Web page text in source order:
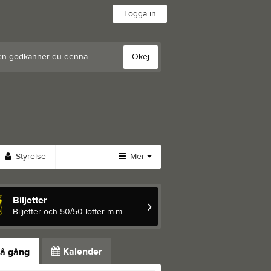
Logga in
godkänner du denna. Okej
Styrelse Mer
Biljetter
Biljetter och 50/50-lotter m.m
gång Kalender